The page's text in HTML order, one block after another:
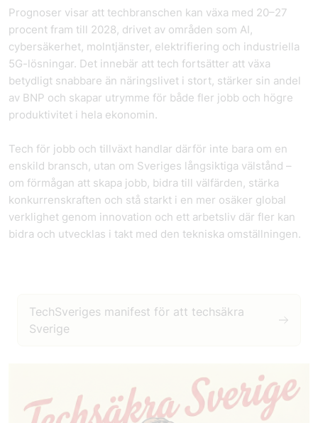
Prognoser visar att techbranschen kan växa med 20–27
procent fram till 2028, drivet av områden som AI,
cybersäkerhet, molntjänster, elektrifiering och industriella
5G-lösningar. Det innebär att tech fortsätter att växa
betydligt snabbare än näringslivet i stort, stärker sin andel
av BNP och skapar utrymme för både fler jobb och högre
produktivitet i hela ekonomin.
Tech för jobb och tillväxt handlar därför inte bara om en
enskild bransch, utan om Sveriges långsiktiga välstånd –
om förmågan att skapa jobb, bidra till välfärden, stärka
konkurrenskraften och stå starkt i en mer osäker global
verklighet genom innovation och ett arbetsliv där fler kan
bidra och utvecklas i takt med den tekniska omställningen.
TechSveriges manifest för att techsäkra
Sverige